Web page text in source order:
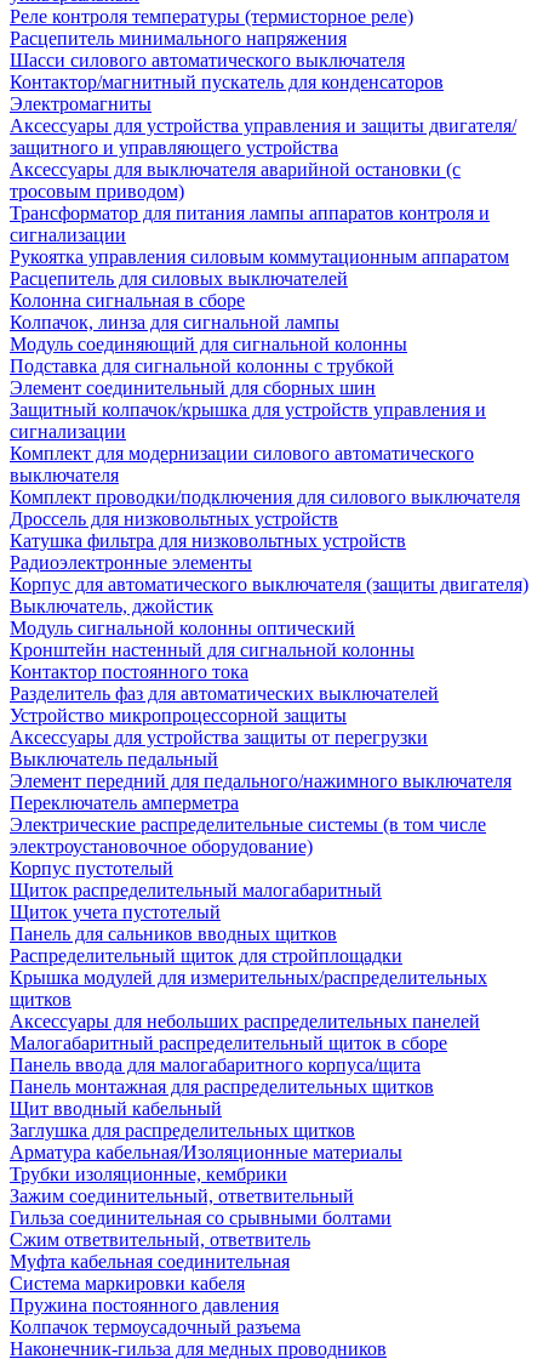
Реле контроля температуры (термисторное реле)
Расцепитель минимального напряжения
Шасси силового автоматического выключателя
Контактор/магнитный пускатель для конденсаторов
Электромагниты
Аксессуары для устройства управления и защиты двигателя/
защитного и управляющего устройства
Аксессуары для выключателя аварийной остановки (с
тросовым приводом)
Трансформатор для питания лампы аппаратов контроля и
сигнализации
Рукоятка управления силовым коммутационным аппаратом
Расцепитель для силовых выключателей
Колонна сигнальная в сборе
Колпачок, линза для сигнальной лампы
Модуль соединяющий для сигнальной колонны
Подставка для сигнальной колонны с трубкой
Элемент соединительный для сборных шин
Защитный колпачок/крышка для устройств управления и
сигнализации
Комплект для модернизации силового автоматического
выключателя
Комплект проводки/подключения для силового выключателя
Дроссель для низковольтных устройств
Катушка фильтра для низковольтных устройств
Радиоэлектронные элементы
Корпус для автоматического выключателя (защиты двигателя)
Выключатель, джойстик
Модуль сигнальной колонны оптический
Кронштейн настенный для сигнальной колонны
Контактор постоянного тока
Разделитель фаз для автоматических выключателей
Устройство микропроцессорной защиты
Аксессуары для устройства защиты от перегрузки
Выключатель педальный
Элемент передний для педального/нажимного выключателя
Переключатель амперметра
Электрические распределительные системы (в том числе
электроустановочное оборудование)
Корпус пустотелый
Щиток распределительный малогабаритный
Щиток учета пустотелый
Панель для сальников вводных щитков
Распределительный щиток для стройплощадки
Крышка модулей для измерительных/распределительных
щитков
Аксессуары для небольших распределительных панелей
Малогабаритный распределительный щиток в сборе
Панель ввода для малогабаритного корпуса/щита
Панель монтажная для распределительных щитков
Щит вводный кабельный
Заглушка для распределительных щитков
Арматура кабельная/Изоляционные материалы
Трубки изоляционные, кембрики
Зажим соединительный, ответвительный
Гильза соединительная со срывными болтами
Сжим ответвительный, ответвитель
Муфта кабельная соединительная
Система маркировки кабеля
Пружина постоянного давления
Колпачок термоусадочный разъема
Наконечник-гильза для медных проводников